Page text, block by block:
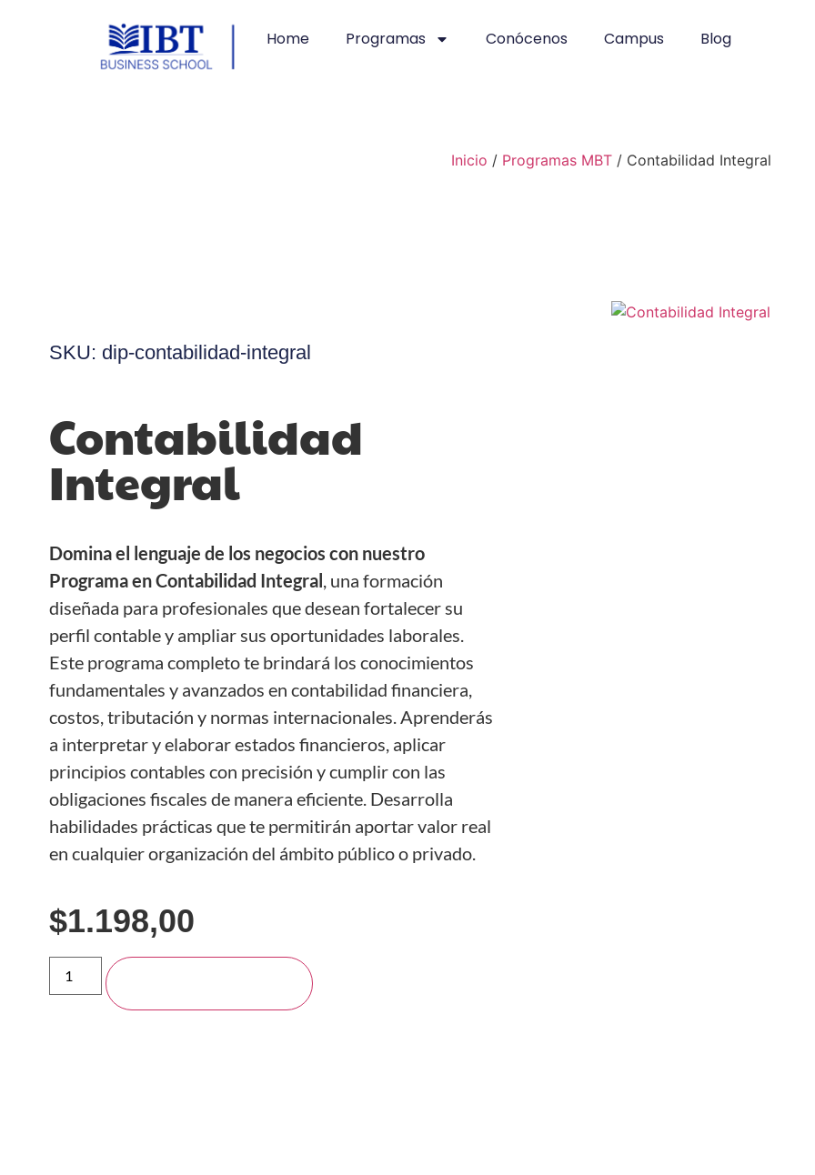
Home Programas Conócenos Campus Blog
Inicio / Programas MBT / Contabilidad Integral
SKU: dip-contabilidad-integral
Contabilidad
Integral
Domina el lenguaje de los negocios con nuestro
Programa en Contabilidad Integral, una formación
diseñada para profesionales que desean fortalecer su
perfil contable y ampliar sus oportunidades laborales.
Este programa completo te brindará los conocimientos
fundamentales y avanzados en contabilidad financiera,
costos, tributación y normas internacionales. Aprenderás
a interpretar y elaborar estados financieros, aplicar
principios contables con precisión y cumplir con las
obligaciones fiscales de manera eficiente. Desarrolla
habilidades prácticas que te permitirán aportar valor real
en cualquier organización del ámbito público o privado.
$1.198,00